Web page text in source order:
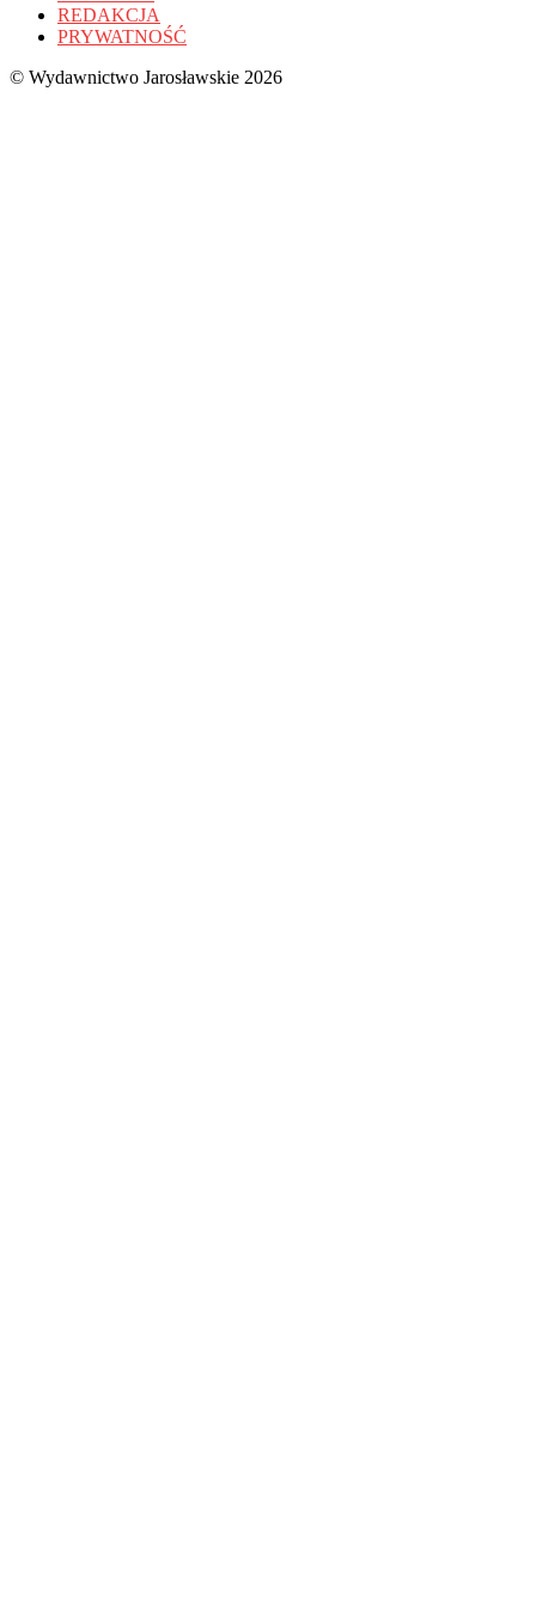
REDAKCJA
PRYWATNOŚĆ
© Wydawnictwo Jarosławskie 2026